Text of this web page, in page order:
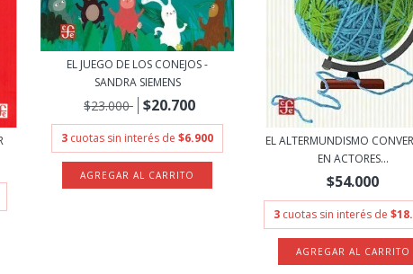
EL JUEGO DE LOS CONEJOS -
SANDRA SIEMENS
$23.000 $20.700
3 cuotas sin interés de$6.900
EL ALTERMUNDISMO
EN ACTORES...
$54.000
3 cuotas sin interés de